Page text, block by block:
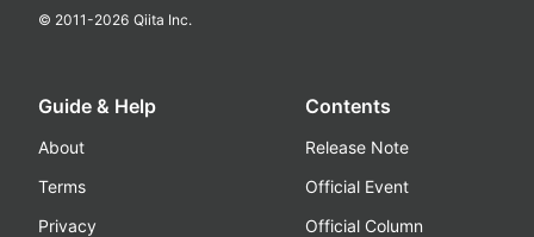
© 2011-2026 Qiita Inc.
Guide & Help
About
Terms
Privacy
Contents
Release Note
Official Event
Official Column